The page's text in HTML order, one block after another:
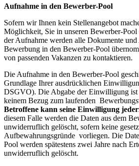
Aufnahme in den Bewerber-Pool
Sofern wir Ihnen kein Stellenangebot
Möglichkeit, Sie in unseren Bewerber-
der Aufnahme werden alle Dokumente und
Bewerbung in den Bewerber-Pool
von passenden Vakanzen zu kontaktieren.
Die Aufnahme in den Bewerber-Pool
Grundlage Ihrer ausdrücklichen
DSGVO). Die Abgabe der Einwilligung
keinem Bezug zum laufenden
Betroffene kann seine Einwilligung
diesem Falle werden die Daten aus dem
unwiderruflich gelöscht, sofern keine
Aufbewahrungsgründe vorliegen. Die
Pool werden spätestens zwei Jahre nach
unwiderruflich gelöscht.